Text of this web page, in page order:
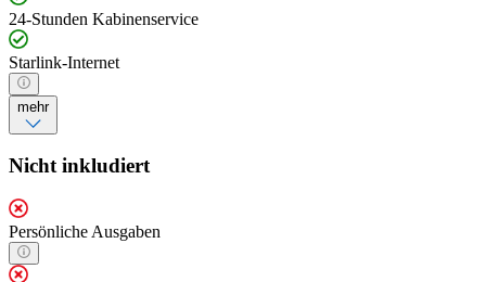
24-Stunden Kabinenservice
Starlink-Internet
mehr
Nicht inkludiert
Persönliche Ausgaben